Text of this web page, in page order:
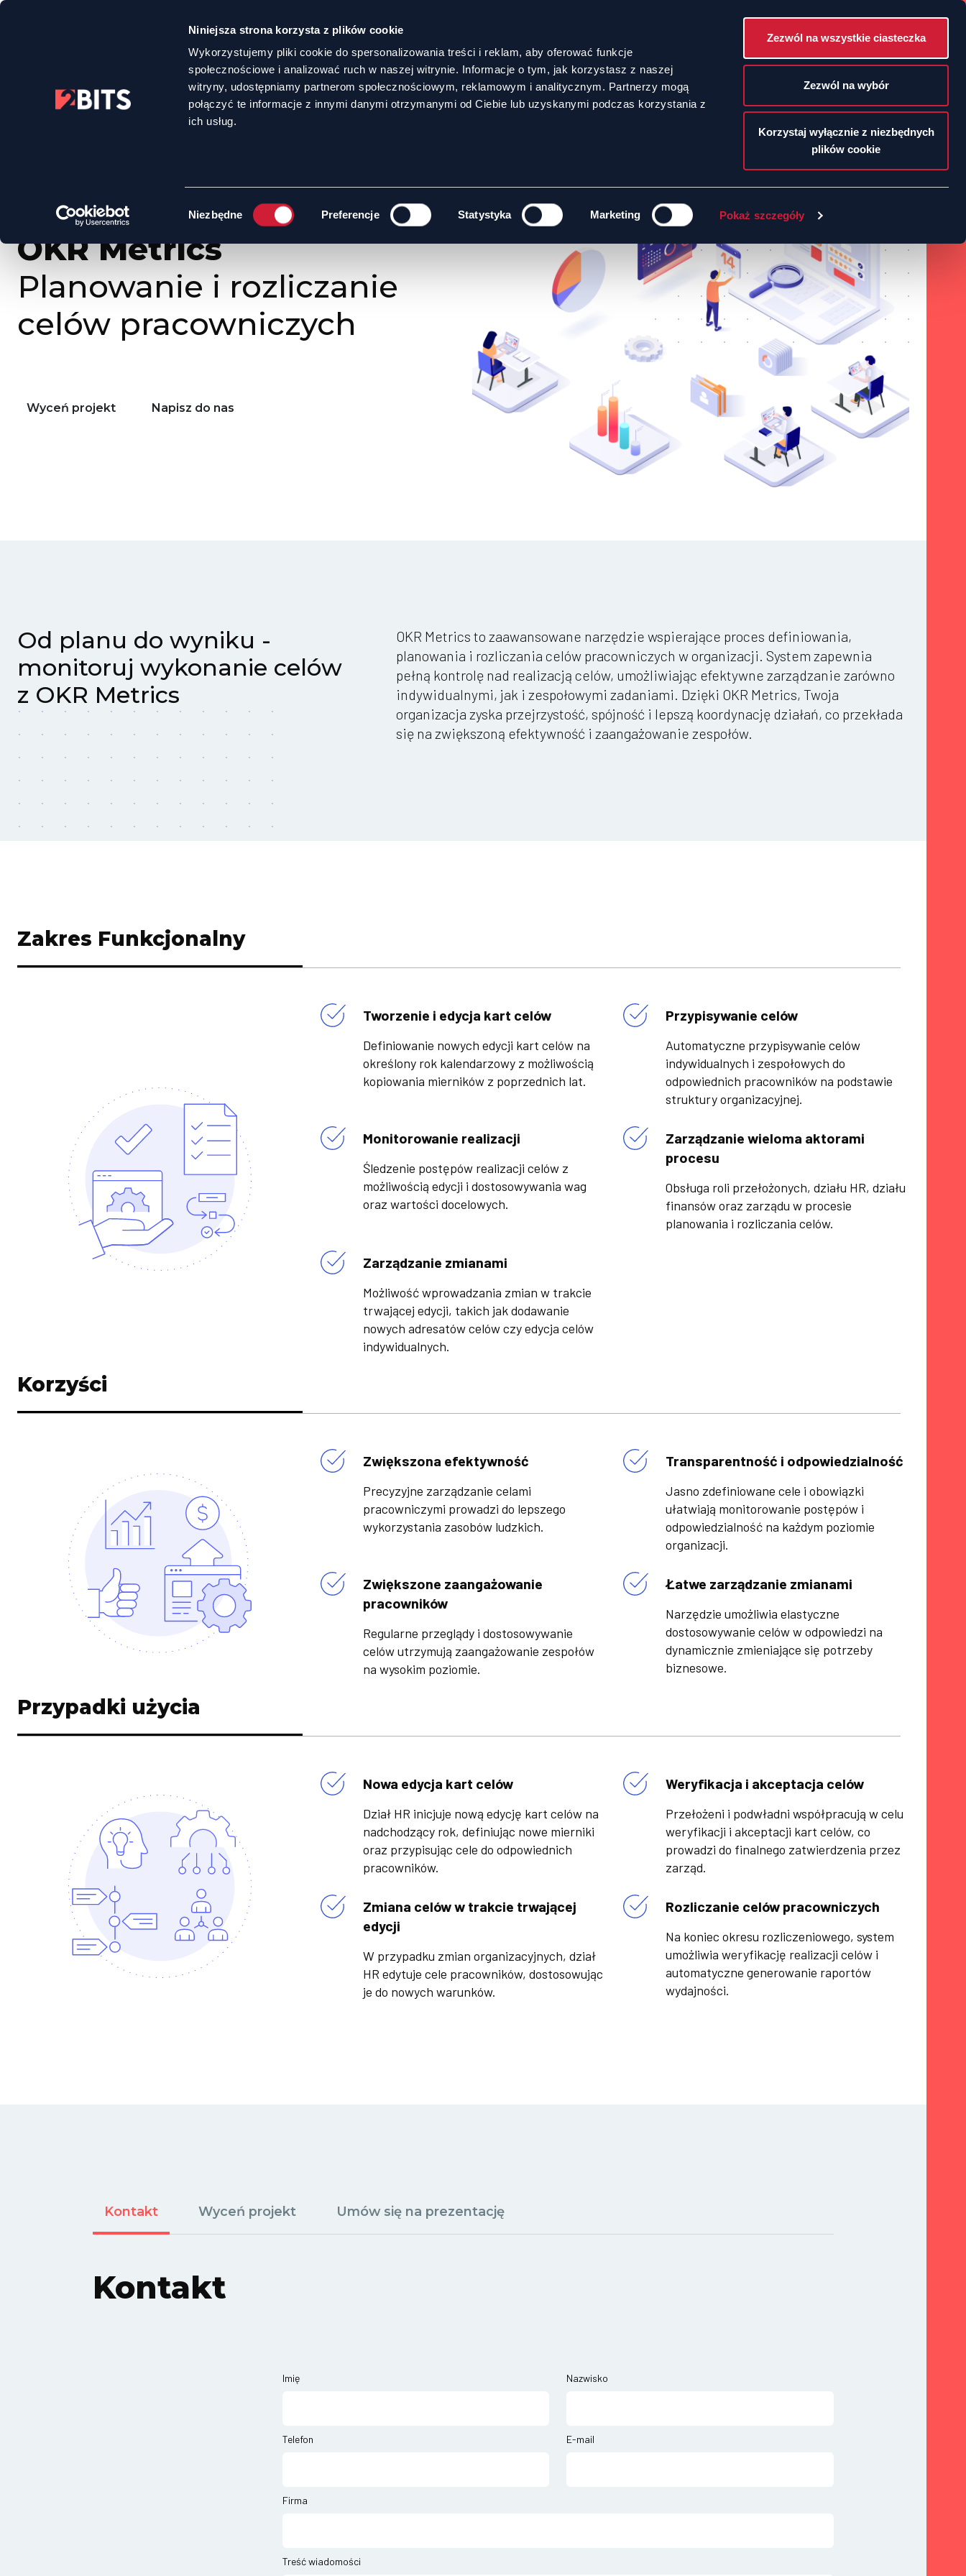
Niniejsza strona korzysta z plików cookie
Wykorzystujemy pliki cookie do spersonalizowania treści i reklam, aby oferować funkcje
społecznościowe i analizować ruch w naszej witrynie. Informacje o tym, jak korzystasz z naszej
witryny, udostępniamy partnerom społecznościowym, reklamowym i analitycznym. Partnerzy mogą
połączyć te informacje z innymi danymi otrzymanymi od Ciebie lub uzyskanymi podczas korzystania z
ich usług.
Niezbędne Preferencje Statystyka Marketing Pokaż szczegóły
Zezwól na wszystkie ciasteczka
Zezwól na wybór
Korzystaj wyłącznie z niezbędnych
plików cookie
POLSKI
OFERTA OKR METRICS - PLANOWANIE I ROZLICZANIE CELÓW PRACOWNICZYCH
OKR Metrics
Planowanie i rozliczanie
celów pracowniczych
Wyceń projekt Napisz do nas
Od planu do wyniku -
monitoruj wykonanie celów
z OKR Metrics
OKR Metrics to zaawansowane narzędzie wspierające proces definiowania,
planowania i rozliczania celów pracowniczych w organizacji. System zapewnia
pełną kontrolę nad realizacją celów, umożliwiając efektywne zarządzanie zarówno
indywidualnymi, jak i zespołowymi zadaniami. Dzięki OKR Metrics, Twoja
organizacja zyska przejrzystość, spójność i lepszą koordynację działań, co przekłada
się na zwiększoną efektywność i zaangażowanie zespołów.
Zakres Funkcjonalny
Tworzenie i edycja kart celów
Definiowanie nowych edycji kart celów na
określony rok kalendarzowy z możliwością
kopiowania mierników z poprzednich lat.
Przypisywanie celów
Automatyczne przypisywanie celów
indywidualnych i zespołowych do
odpowiednich pracowników na podstawie
struktury organizacyjnej.
Monitorowanie realizacji
Śledzenie postępów realizacji celów z
możliwością edycji i dostosowywania wag
oraz wartości docelowych.
Zarządzanie wieloma aktorami
procesu
Obsługa roli przełożonych, działu HR, działu
finansów oraz zarządu w procesie
planowania i rozliczania celów.
Zarządzanie zmianami
Możliwość wprowadzania zmian w trakcie
trwającej edycji, takich jak dodawanie
nowych adresatów celów czy edycja celów
indywidualnych.
Korzyści
Zwiększona efektywność
Precyzyjne zarządzanie celami
pracowniczymi prowadzi do lepszego
wykorzystania zasobów ludzkich.
Transparentność i odpowiedzialność
Jasno zdefiniowane cele i obowiązki
ułatwiają monitorowanie postępów i
odpowiedzialność na każdym poziomie
organizacji.
Zwiększone zaangażowanie
pracowników
Regularne przeglądy i dostosowywanie
celów utrzymują zaangażowanie zespołów
na wysokim poziomie.
Łatwe zarządzanie zmianami
Narzędzie umożliwia elastyczne
dostosowywanie celów w odpowiedzi na
dynamicznie zmieniające się potrzeby
biznesowe.
Przypadki użycia
Nowa edycja kart celów
Dział HR inicjuje nową edycję kart celów na
nadchodzący rok, definiując nowe mierniki
oraz przypisując cele do odpowiednich
pracowników.
Weryfikacja i akceptacja celów
Przełożeni i podwładni współpracują w celu
weryfikacji i akceptacji kart celów, co
prowadzi do finalnego zatwierdzenia przez
zarząd.
Zmiana celów w trakcie trwającej
edycji
W przypadku zmian organizacyjnych, dział
HR edytuje cele pracowników, dostosowując
je do nowych warunków.
Rozliczanie celów pracowniczych
Na koniec okresu rozliczeniowego, system
umożliwia weryfikację realizacji celów i
automatyczne generowanie raportów
wydajności.
Kontakt Wyceń projekt Umów się na prezentację
Kontakt
Imię Nazwisko
Telefon E-mail
Firma
Treść wiadomości